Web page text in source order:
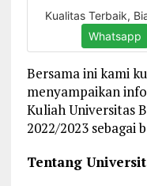
Bersama ini kami
menyampaikan
Kuliah Universitas
2022/2023 sebagai
Tentang